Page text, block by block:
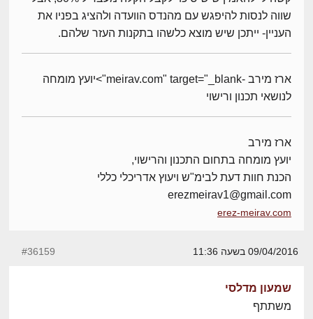
שווה לנסות להיפגש עם מהנדס הוועדה ולהציג בפניו את
העניין- ייתכן שיש מוצא כלשהו בתקנות העזר שלהם.
ארז מירב -meirav.com" target="_blank">יועץ מומחה
לנושאי תכנון ורישוי
ארז מירב
יועץ מומחה בתחום התכנון והרישוי,
הכנת חוות דעת לבימ"ש ויעוץ אדריכלי כללי
erezmeirav1@gmail.com
erez-meirav.com
09/04/2016 בשעה 11:36 #36159
שמעון מדלסי
משתתף